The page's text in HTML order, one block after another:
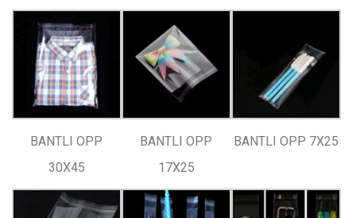
BANTLI OPP
30X45
BANTLI OPP
17X25
BANTLI OPP 7X25